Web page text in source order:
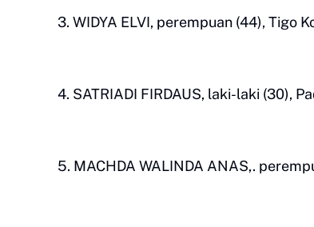
3. WIDYA ELVI, perempuan (44), Tigo
4. SATRIADI FIRDAUS, laki-laki (30),
5. MACHDA WALINDA ANAS,.